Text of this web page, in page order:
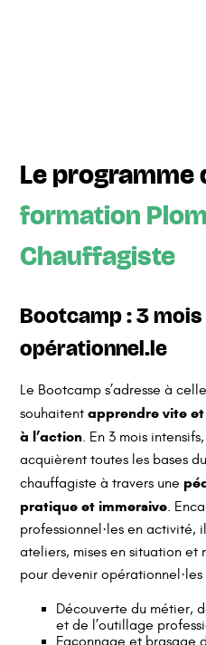
Le programme
formation
Chauffagiste
Bootcamp : 3
opérationnel.le
Le Bootcamp s’adresse à
souhaitentapprendre vite
à l’action. En 3 mois
acquièrent toutes les bases
chauffagiste à travers une
pratique et immersive.
professionnel·les en activité,
ateliers, mises en situation et
pour devenir
Découverte du métier,
et de l’outillage
Façonnage et brasage